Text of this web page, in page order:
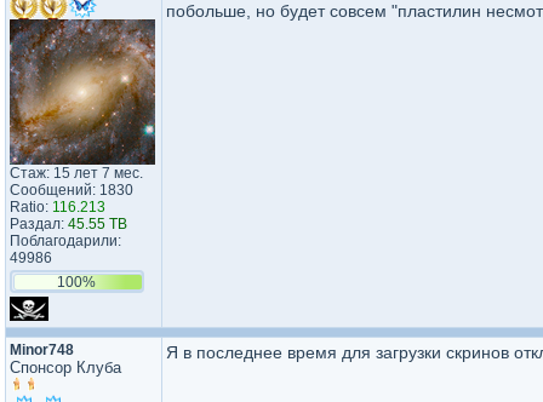
Стаж: 15 лет 7 мес.
Сообщений: 1830
Ratio: 116.213
Раздал: 45.55 TB
Поблагодарили:
49986
100%
побольше, но будет совсем "пластилин
Minor748
Спонсор Клуба
Я в последнее время для загрузки скринов